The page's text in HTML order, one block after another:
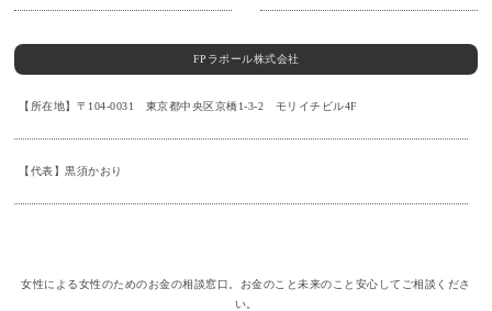
FPラポール株式会社
【所在地】〒104-0031 東京都中央区京橋1-3-2 モリイチビル4F
【代表】黒須かおり
女性による女性のためのお金の相談窓口。お金のこと未来のこと安心してご相談くださ
い。